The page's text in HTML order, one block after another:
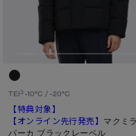
サマー 26 コ
日本限定モデル
メイドインジ
サマー 26 コ
日本限定モデル
メイドインジ
メンズ
ウィメンズ
キッズ
カテゴリ
ディスク
TEI3 -10°C / -20°C
【特典対象】
【オンライン先行発売】 マクミ
パーカ ブラックレーベル